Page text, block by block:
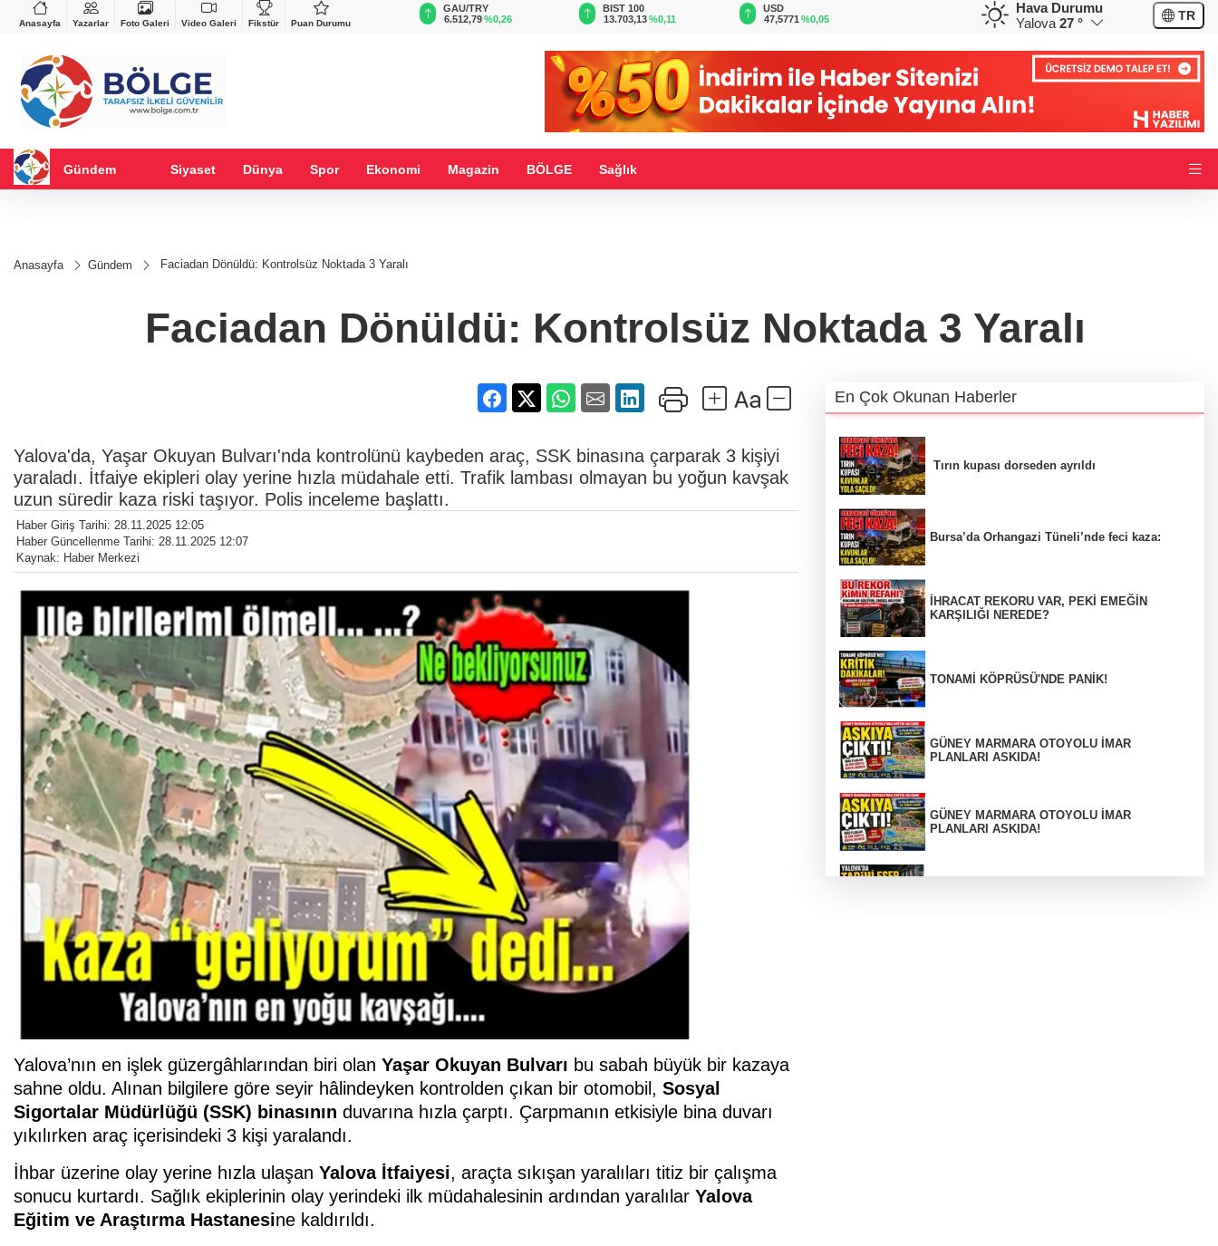
Anasayfa Yazarlar Foto Galeri Video Galeri Fikstür Puan Durumu
%0,37
VND
0,0018
%0,14
GAU/TRY
6.512,79%0,26
BIST 100
13.703,13%0,11
USD
47,5771%0,05
EUR
55,0570 %0,13 %0,17
CHF
58,9263
Hava Durumu
Yalova 27 ° TR
Gündem Siyaset Dünya Spor Ekonomi Magazin BÖLGE Sağlık
Anasayfa Gündem Faciadan Dönüldü: Kontrolsüz Noktada 3 Yaralı
Faciadan Dönüldü: Kontrolsüz Noktada 3 Yaralı
Yalova'da, Yaşar Okuyan Bulvarı'nda kontrolünü kaybeden araç, SSK binasına çarparak 3 kişiyi
yaraladı. İtfaiye ekipleri olay yerine hızla müdahale etti. Trafik lambası olmayan bu yoğun kavşak
uzun süredir kaza riski taşıyor. Polis inceleme başlattı.
Haber Giriş Tarihi: 28.11.2025 12:05
Haber Güncellenme Tarihi: 28.11.2025 12:07
Kaynak: Haber Merkezi
Yalova’nın en işlek güzergâhlarından biri olan Yaşar Okuyan Bulvarı bu sabah büyük bir kazaya
sahne oldu. Alınan bilgilere göre seyir hâlindeyken kontrolden çıkan bir otomobil, Sosyal
Sigortalar Müdürlüğü (SSK) binasının duvarına hızla çarptı. Çarpmanın etkisiyle bina duvarı
yıkılırken araç içerisindeki 3 kişi yaralandı.
İhbar üzerine olay yerine hızla ulaşan Yalova İtfaiyesi, araçta sıkışan yaralıları titiz bir çalışma
sonucu kurtardı. Sağlık ekiplerinin olay yerindeki ilk müdahalesinin ardından yaralılar Yalova
Eğitim ve Araştırma Hastanesine kaldırıldı.
En Çok Okunan Haberler
Tırın kupası dorseden ayrıldı
Bursa’da Orhangazi Tüneli’nde feci kaza:
İHRACAT REKORU VAR, PEKİ EMEĞİN
KARŞILIĞI NEREDE?
TONAMİ KÖPRÜSÜ'NDE PANİK!
GÜNEY MARMARA OTOYOLU İMAR
PLANLARI ASKIDA!
GÜNEY MARMARA OTOYOLU İMAR
PLANLARI ASKIDA!